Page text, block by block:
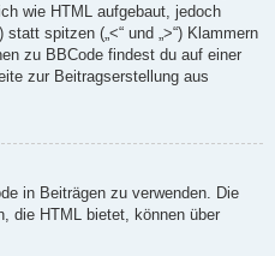
wie HTML aufgebaut, jedoch
statt spitzen („<“ und „>“) Klammern
zu BBCode findest du auf einer
zur Beitragserstellung aus
in Beiträgen zu verwenden. Die
die HTML bietet, können über